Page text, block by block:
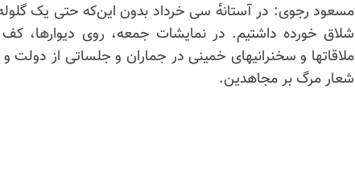
مسعود رجوی: در آستانه‌ٔ سی خرداد بدون این‌که حتی یک
شلاق خورده داشتیم. در نمایشات جمعه، روی دیوارها، کف
ملاقاتها و سخنرانیهای خمینی در جماران و جلساتی از
شعار مرگ بر مجاهدین.